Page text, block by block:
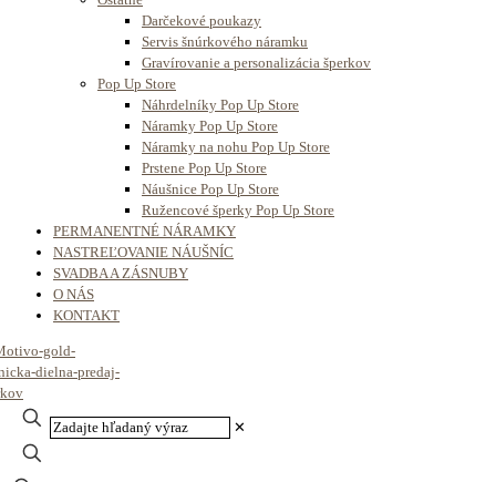
Darčekové poukazy
Servis šnúrkového náramku
Gravírovanie a personalizácia šperkov
Pop Up Store
Náhrdelníky Pop Up Store
Náramky Pop Up Store
Náramky na nohu Pop Up Store
Prstene Pop Up Store
Náušnice Pop Up Store
Ružencové šperky Pop Up Store
PERMANENTNÉ NÁRAMKY
NASTREĽOVANIE NÁUŠNÍC
SVADBA A ZÁSNUBY
O NÁS
KONTAKT
✕